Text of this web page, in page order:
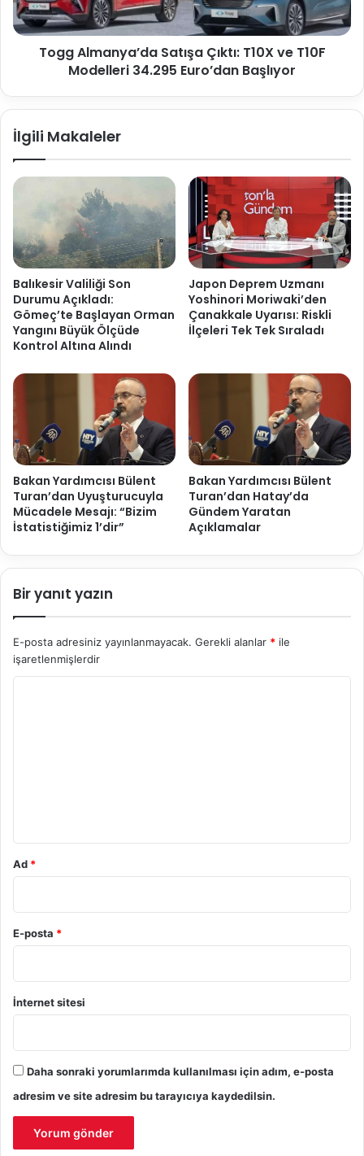
Togg Almanya’da Satışa Çıktı: T10X ve T10F
Modelleri 34.295 Euro’dan Başlıyor
İlgili Makaleler
Balıkesir Valiliği Son
Durumu Açıkladı:
Gömeç’te Başlayan Orman
Yangını Büyük Ölçüde
Kontrol Altına Alındı
Japon Deprem Uzmanı
Yoshinori Moriwaki’den
Çanakkale Uyarısı: Riskli
İlçeleri Tek Tek Sıraladı
Bakan Yardımcısı Bülent
Turan’dan Uyuşturucuyla
Mücadele Mesajı: “Bizim
İstatistiğimiz 1’dir”
Bakan Yardımcısı Bülent
Turan’dan Hatay’da
Gündem Yaratan
Açıklamalar
Bir yanıt yazın
E-posta adresiniz yayınlanmayacak. Gerekli alanlar * ile
işaretlenmişlerdir
Ad *
E-posta *
İnternet sitesi
Daha sonraki yorumlarımda kullanılması için adım, e-posta
adresim ve site adresim bu tarayıcıya kaydedilsin.